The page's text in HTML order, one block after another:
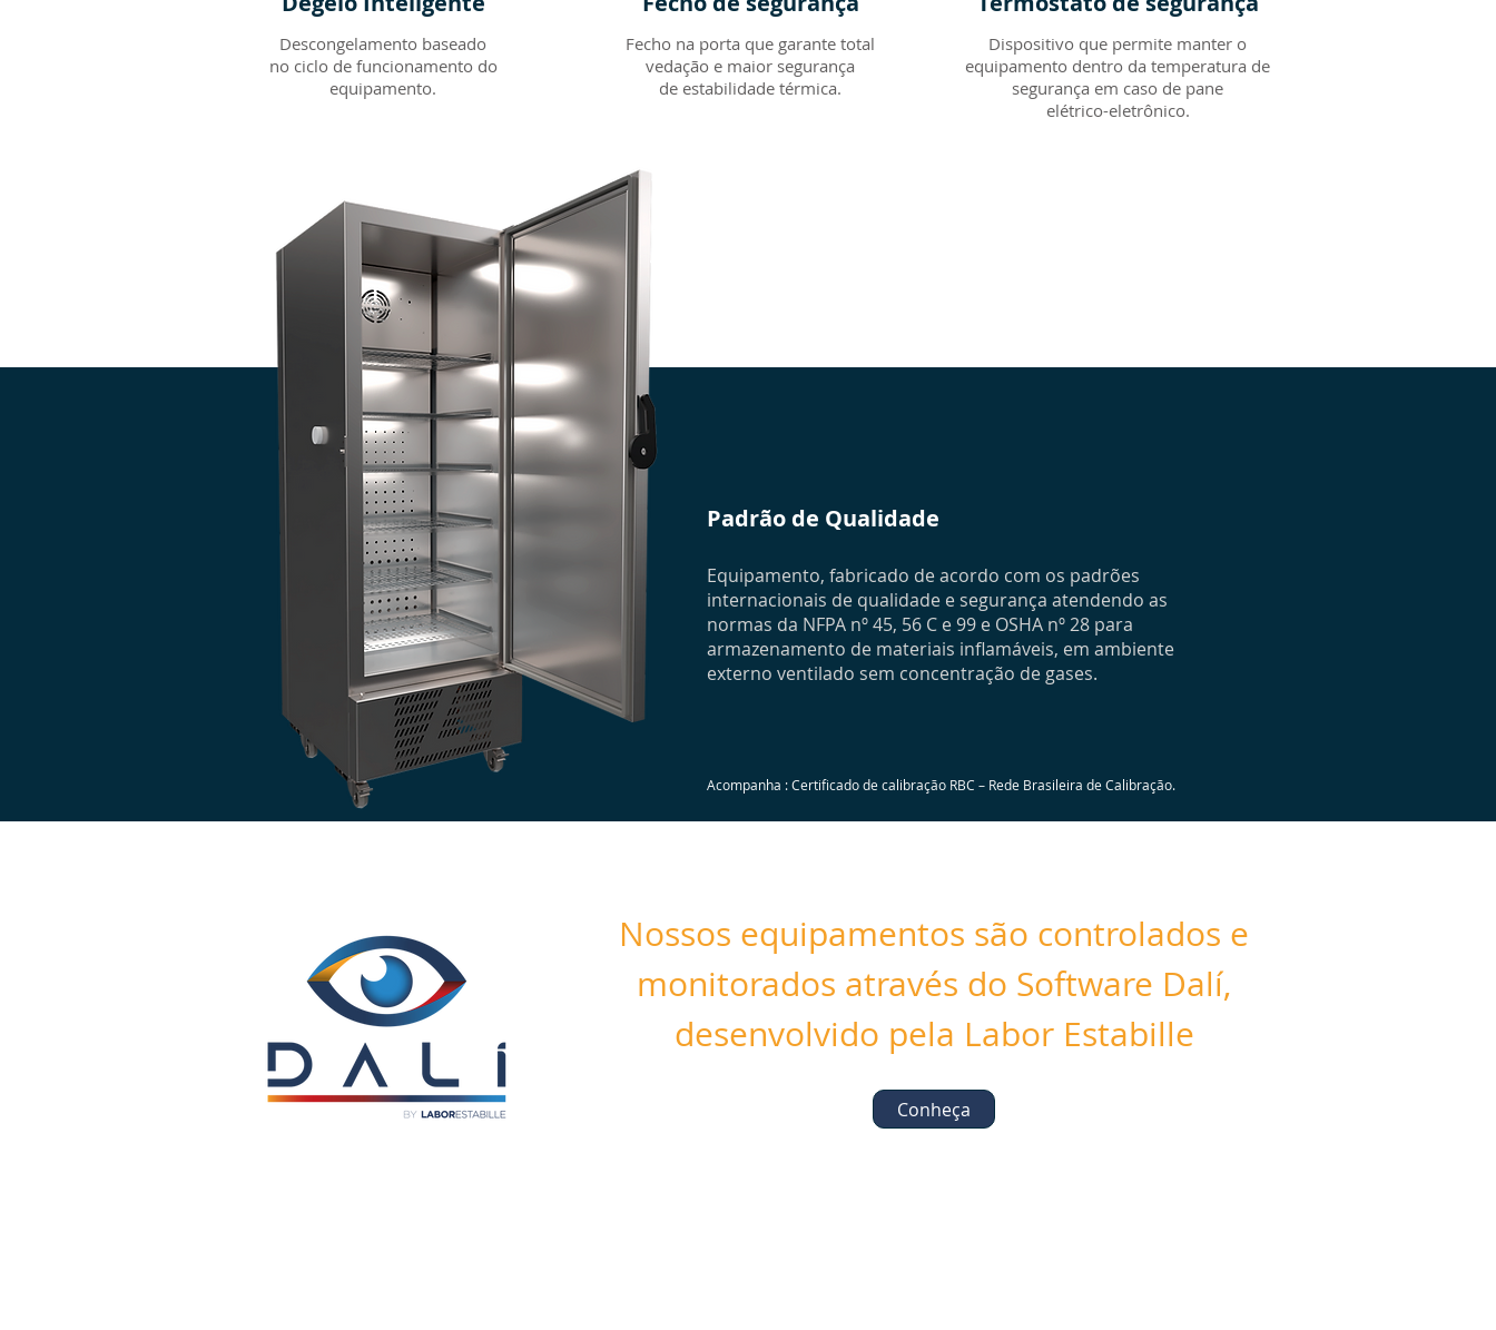
Descongelamento baseado
no ciclo de funcionamento do
equipamento.
Fecho na porta que garante total
vedação e maior segurança
de estabilidade térmica.
Dispositivo que permite manter o
equipamento dentro da temperatura de
segurança em caso de pane
elétrico-eletrônico.
Padrão de Qualidade
Equipamento, fabricado de acordo com os padrões
internacionais de qualidade e segurança atendendo as
normas da NFPA nº 45, 56 C e 99 e OSHA nº 28 para
armazenamento de materiais inflamáveis, em ambiente
externo ventilado sem concentração de gases.
Acompanha : Certificado de calibração RBC – Rede Brasileira de Calibração.
Nossos equipamentos são controlados e
monitorados através do Software Dalí,
desenvolvido pela Labor Estabille
Conheça